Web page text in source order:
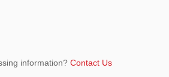
information? Contact Us